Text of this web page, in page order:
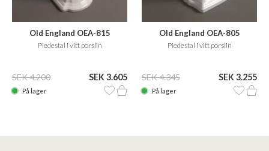
Old England OEA-815
Piedestal i vitt porslin
SEK 4.200 SEK 3.605
På lager
Old England OEA-805
Piedestal i vitt porslin
SEK 4.345 SEK 3.255
På lager